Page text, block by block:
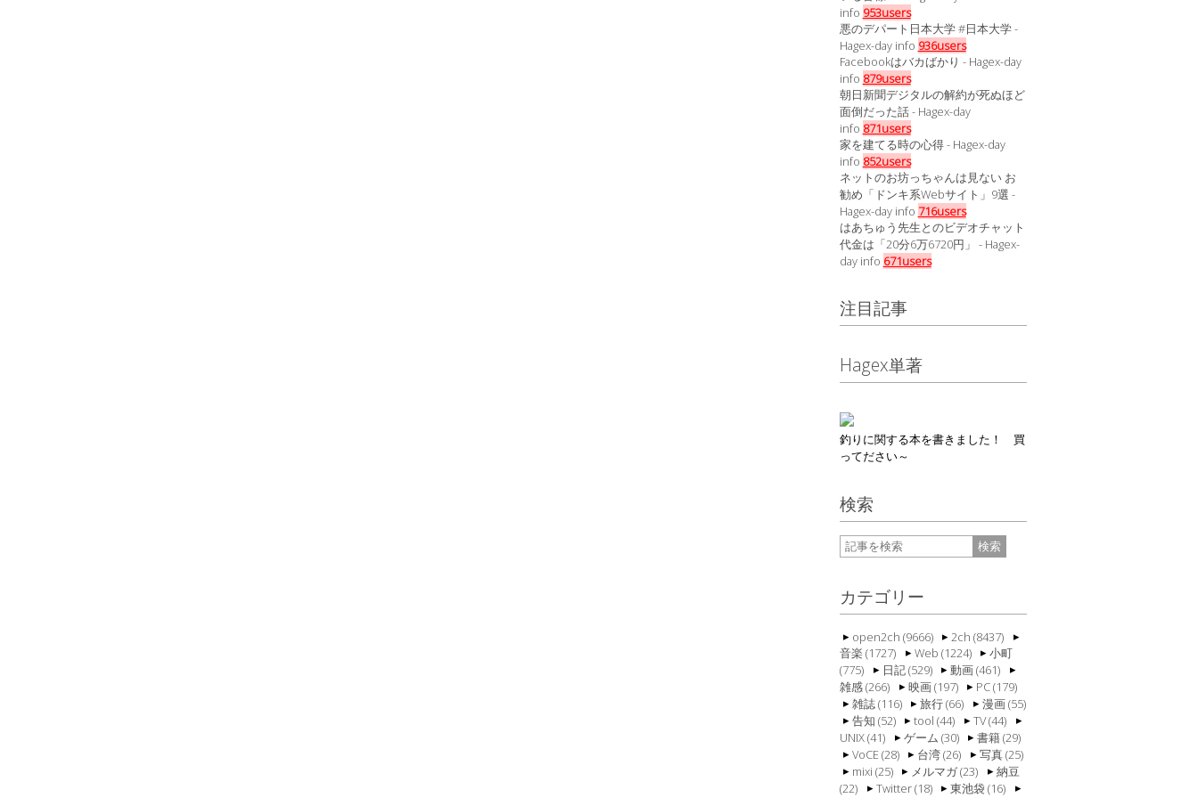
info 953users
悪のデパート日本大学 #日本大学 -
Hagex-day info 936users
Facebookはバカばかり - Hagex-day
info 879users
朝日新聞デジタルの解約が死ぬほど
面倒だった話 - Hagex-day
info 871users
家を建てる時の心得 - Hagex-day
info 852users
ネットのお坊っちゃんは見ない お
勧め「ドンキ系Webサイト」9選 -
Hagex-day info 716users
はあちゅう先生とのビデオチャット
代金は「20分6万6720円」 - Hagex-
day info 671users
注目記事
Hagex単著
釣りに関する本を書きました！ 買
ってださい～
検索
カテゴリー
open2ch (9666)
2ch (8437)
音楽 (1727)
Web (1224)
小町
(775)
日記 (529)
動画 (461)
雑感 (266)
映画 (197)
PC (179)
雑誌 (116)
旅行 (66)
漫画 (55)
告知 (52)
tool (44)
TV (44)
UNIX (41)
ゲーム (30)
書籍 (29)
VoCE (28)
台湾 (26)
写真 (25)
mixi (25)
メルマガ (23)
納豆
(22)
Twitter (18)
東池袋 (16)